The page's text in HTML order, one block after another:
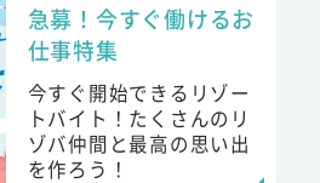
急募！今すぐ働けるお
仕事特集
今すぐ開始できるリゾー
トバイト！たくさんのリ
ゾバ仲間と最高の思い出
を作ろう！